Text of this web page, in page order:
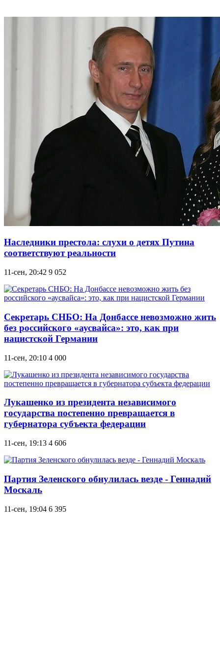
Наследники престола: слухи о детях Путина
соответствуют реальности
11-сен, 20:42 9 052
Секретарь СНБО: На Донбассе невозможно жить
без российского «аусвайса»: это, как при
нацистской Германии
11-сен, 20:10 4 000
Лукашенко из президента независимого
государства постепенно превращается в
губернатора субъекта федерации
11-сен, 19:13 4 606
Партия Зеленского обнулилась везде - Геннадий
Москаль
11-сен, 19:04 6 395